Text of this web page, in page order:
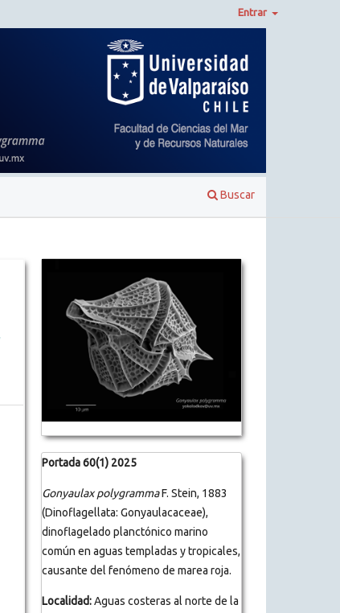
Buscar
Entrar
Portada 60(1) 2025
Gonyaulax polygrammaF. Stein, 1883
(Dinoflagellata: Gonyaulacaceae),
dinoflagelado planctónico marino
común en aguas templadas y tropicales,
causante del fenómeno de marea roja.
Localidad:Aguas costeras al norte de la